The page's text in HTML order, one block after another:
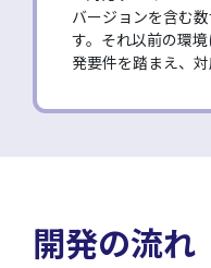
バージョンを含む
す。それ以前の環
発要件を踏まえ、
開発の流れ